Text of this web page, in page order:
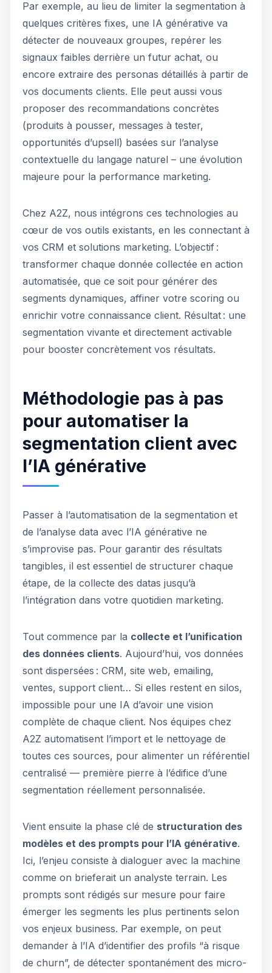
Par exemple, au lieu de limiter la segmentation à
quelques critères fixes, une IA générative va
détecter de nouveaux groupes, repérer les
signaux faibles derrière un futur achat, ou
encore extraire des personas détaillés à partir de
vos documents clients. Elle peut aussi vous
proposer des recommandations concrètes
(produits à pousser, messages à tester,
opportunités d’upsell) basées sur l’analyse
contextuelle du langage naturel – une évolution
majeure pour la performance marketing.
Chez A2Z, nous intégrons ces technologies au
cœur de vos outils existants, en les connectant à
vos CRM et solutions marketing. L’objectif :
transformer chaque donnée collectée en action
automatisée, que ce soit pour générer des
segments dynamiques, affiner votre scoring ou
enrichir votre connaissance client. Résultat : une
segmentation vivante et directement activable
pour booster concrètement vos résultats.
Méthodologie pas à pas
pour automatiser la
segmentation client avec
l’IA générative
Passer à l’automatisation de la segmentation et
de l’analyse data avec l’IA générative ne
s’improvise pas. Pour garantir des résultats
tangibles, il est essentiel de structurer chaque
étape, de la collecte des datas jusqu’à
l’intégration dans votre quotidien marketing.
Tout commence par la collecte et l’unification
des données clients. Aujourd’hui, vos données
sont dispersées : CRM, site web, emailing,
ventes, support client… Si elles restent en silos,
impossible pour une IA d’avoir une vision
complète de chaque client. Nos équipes chez
A2Z automatisent l’import et le nettoyage de
toutes ces sources, pour alimenter un référentiel
centralisé — première pierre à l’édifice d’une
segmentation réellement personnalisée.
Vient ensuite la phase clé de structuration des
modèles et des prompts pour l’IA générative.
Ici, l’enjeu consiste à dialoguer avec la machine
comme on brieferait un analyste terrain. Les
prompts sont rédigés sur mesure pour faire
émerger les segments les plus pertinents selon
vos enjeux business. Par exemple, on peut
demander à l’IA d’identifier des profils “à risque
de churn”, de détecter spontanément des micro-